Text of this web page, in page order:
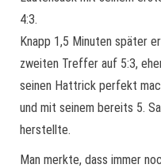
4:3.
Knapp 1,5 Minuten später
zweiten Treffer auf 5:3,
seinen Hattrick perfekt
und mit seinem bereits 5.
herstellte.
Man merkte, dass immer